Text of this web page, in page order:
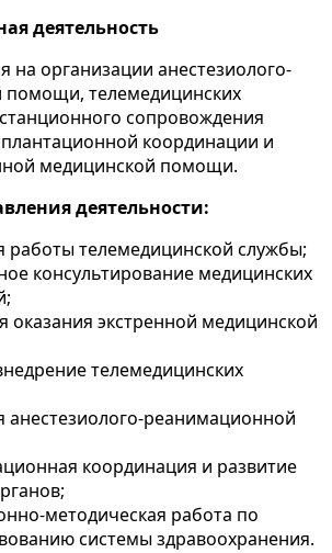
деятельность
на организации анестезиолого-
телемедицинских
сопровождения
координации и
медицинской помощи.
деятельности:
работы телемедицинской службы;
консультирование медицинских
оказания экстренной медицинской
телемедицинских
анестезиолого-реанимационной
координация и развитие
методическая работа по
системы здравоохранения.